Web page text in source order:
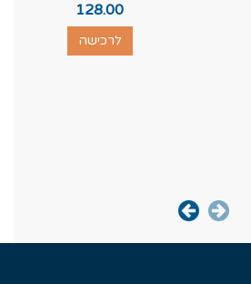
128.00
לרכישה